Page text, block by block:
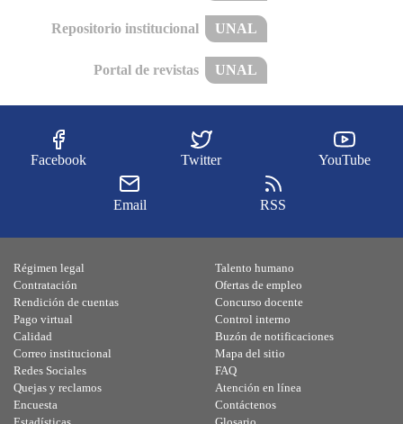
Repositorio institucional UNAL
Portal de revistas UNAL
Facebook Twitter YouTube
Email RSS
Régimen legal
Contratación
Rendición de cuentas
Pago virtual
Calidad
Talento humano
Ofertas de empleo
Concurso docente
Control interno
Buzón de notificaciones
Correo institucional
Redes Sociales
Quejas y reclamos
Encuesta
Mapa del sitio
FAQ
Atención en línea
Contáctenos